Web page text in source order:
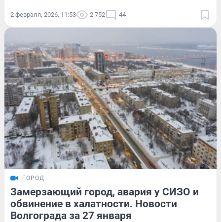
2 февраля, 2026, 11:53 2 752 44
ГОРОД
Замерзающий город, авария у СИЗО и
обвинение в халатности. Новости
Волгограда за 27 января